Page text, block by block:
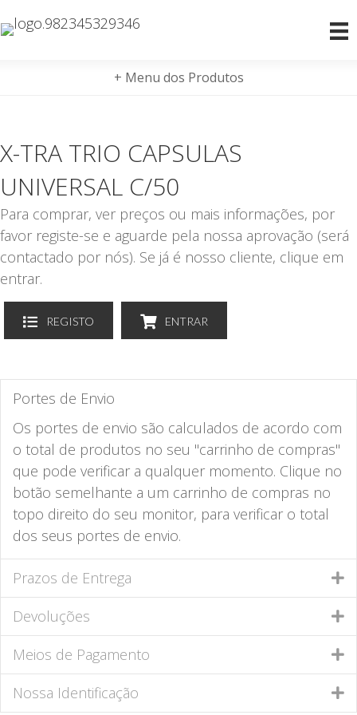
+ Menu dos Produtos
X-TRA TRIO CAPSULAS
UNIVERSAL C/50
Para comprar, ver preços ou mais informações, por
favor registe-se e aguarde pela nossa aprovação (será
contactado por nós). Se já é nosso cliente, clique em
entrar.
REGISTO ENTRAR
Portes de Envio
Os portes de envio são calculados de acordo com
o total de produtos no seu "carrinho de compras"
que pode verificar a qualquer momento. Clique no
botão semelhante a um carrinho de compras no
topo direito do seu monitor, para verificar o total
dos seus portes de envio.
Prazos de Entrega
Devoluções
Meios de Pagamento
Nossa Identificação